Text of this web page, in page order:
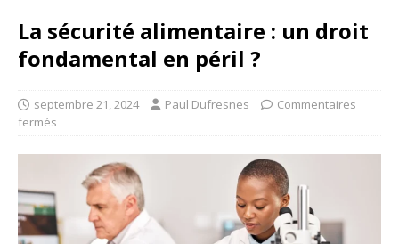
La sécurité alimentaire : un droit
fondamental en péril ?
septembre 21, 2024 Paul Dufresnes
Commentaires
fermés